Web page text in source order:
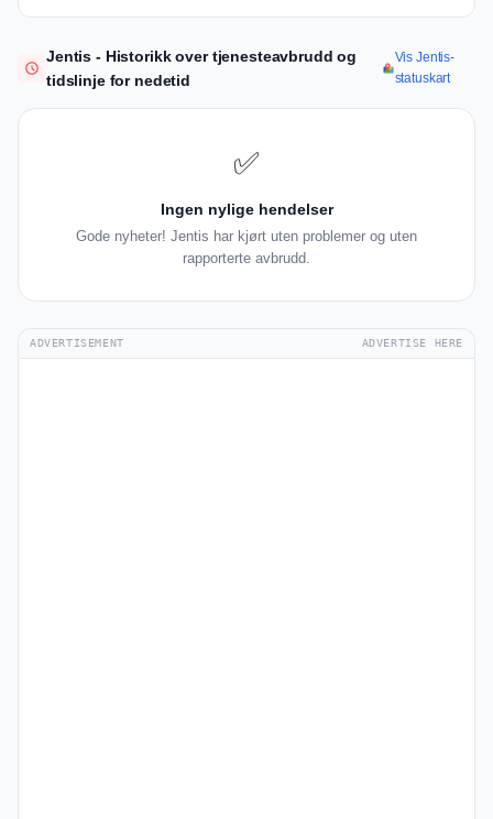
Jentis - Historikk over tjenesteavbrudd og
tidslinje for nedetid
Vis Jentis-
statuskart
✅
Ingen nylige hendelser
Gode nyheter! Jentis har kjørt uten problemer og uten
rapporterte avbrudd.
ADVERTISEMENT ADVERTISE HERE